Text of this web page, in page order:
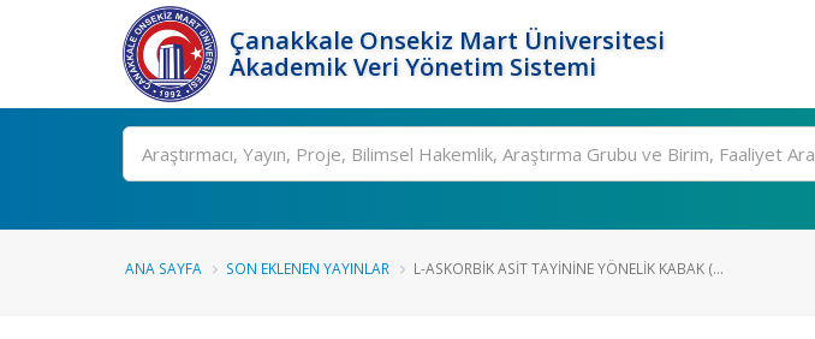
Çanakkale Onsekiz Mart Üniversitesi
Akademik Veri Yönetim Sistemi
Ara
ANA SAYFA SON EKLENEN YAYINLAR L-ASKORBIK ASIT TAYININE YÖNELIK KABAK (...